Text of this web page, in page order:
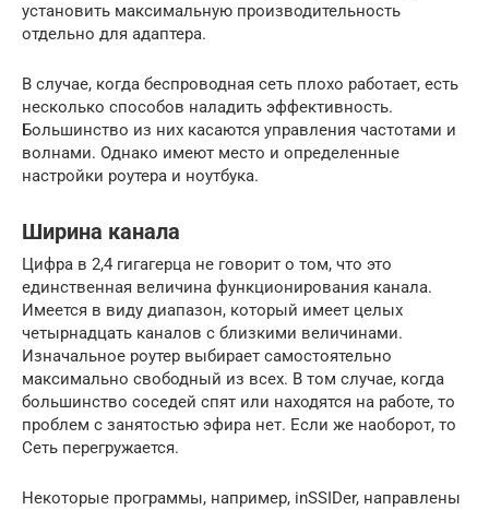
установить максимальную производительность
отдельно для адаптера.
В случае, когда беспроводная сеть плохо работает, есть
несколько способов наладить эффективность.
Большинство из них касаются управления частотами и
волнами. Однако имеют место и определенные
настройки роутера и ноутбука.
Ширина канала
Цифра в 2,4 гигагерца не говорит о том, что это
единственная величина функционирования канала.
Имеется в виду диапазон, который имеет целых
четырнадцать каналов с близкими величинами.
Изначальное роутер выбирает самостоятельно
максимально свободный из всех. В том случае, когда
большинство соседей спят или находятся на работе, то
проблем с занятостью эфира нет. Если же наоборот, то
Сеть перегружается.
Некоторые программы, например, inSSIDer, направлены